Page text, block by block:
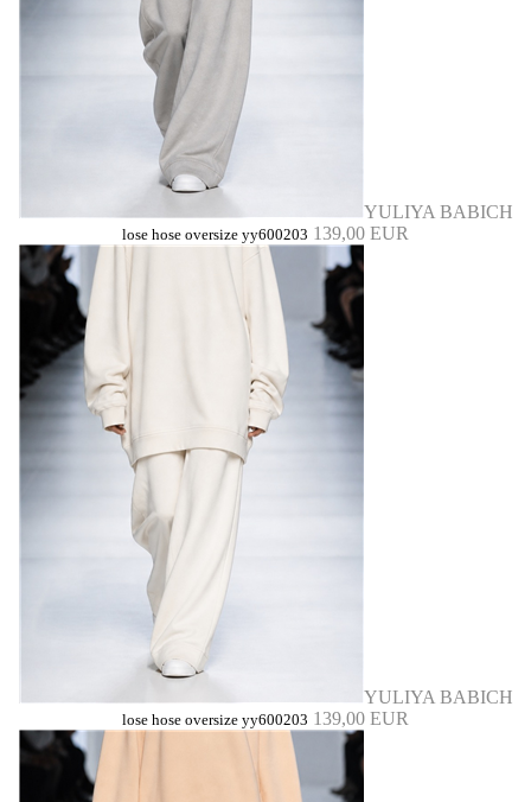
YULIYA BABICH
lose hose oversize yy600203 139,00 EUR
YULIYA BABICH
lose hose oversize yy600203 139,00 EUR